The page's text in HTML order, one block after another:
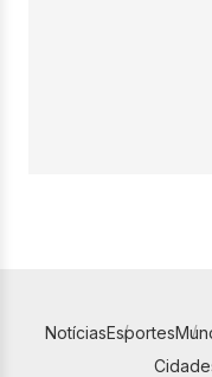
NotíciasEsportes